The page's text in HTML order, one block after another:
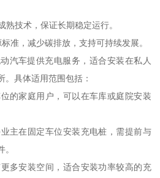
技术，保证长期稳定运行。
准，减少碳排放，支持可持续发展。
汽车提供充电服务，适合安装在私人
。具体适用范围包括：
的家庭用户，可以在车库或庭院安装
主在固定车位安装充电桩，需提前与
多安装空间，适合安装功率较高的充